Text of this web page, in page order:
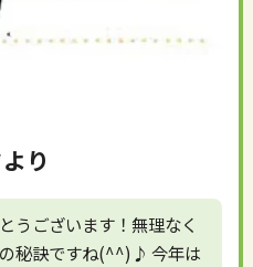
り
うございます！無理なく
秘訣ですね(^^)♪ 今年は